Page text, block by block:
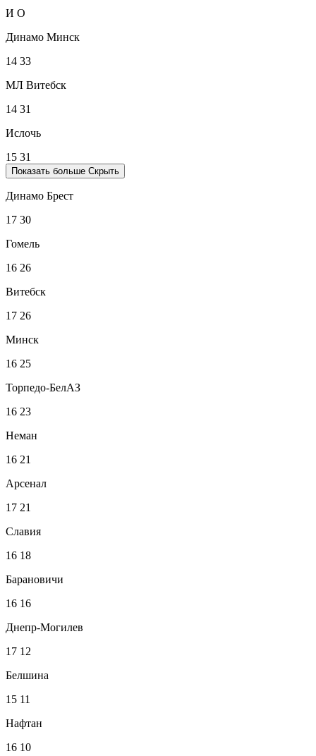
И О
Динамо Минск
14 33
МЛ Витебск
14 31
Ислочь
15 31
Показать больше Скрыть
Динамо Брест
17 30
Гомель
16 26
Витебск
17 26
Минск
16 25
Торпедо-БелАЗ
16 23
Неман
16 21
Арсенал
17 21
Славия
16 18
Барановичи
16 16
Днепр-Могилев
17 12
Белшина
15 11
Нафтан
16 10